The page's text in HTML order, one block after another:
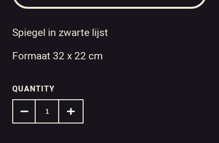
Spiegel in zwarte lijst
Formaat 32 x 22 cm
QUANTITY